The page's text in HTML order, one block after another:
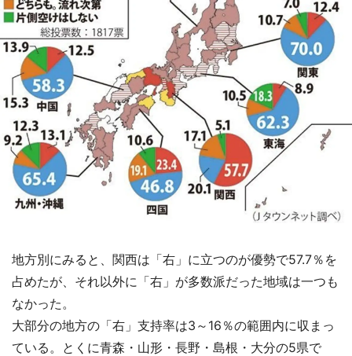
地方別にみると、関西は「右」に立つのが優勢で57.7％を
占めたが、それ以外に「右」が多数派だった地域は一つも
なかった。
大部分の地方の「右」支持率は3～16％の範囲内に収まっ
ている。とくに青森・山形・長野・島根・大分の5県で